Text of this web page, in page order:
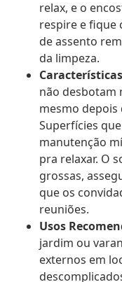
relax, e o
respire e fique
de assento
da limpeza.
não desbotam
mesmo depois
Superfícies
manutenção
pra relaxar. O
grossas,
que os
reuniões.
Usos
jardim ou
externos em